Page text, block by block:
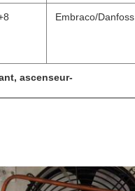
Embraco/Danfoss
ascenseur-